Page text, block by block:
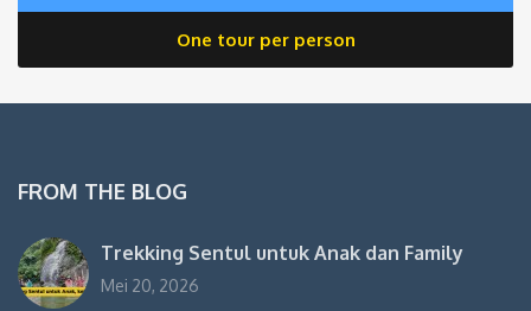
One tour per person
FROM THE BLOG
Trekking Sentul untuk Anak dan Family
Mei 20, 2026